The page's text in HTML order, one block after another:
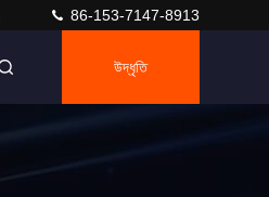
86-153-7147-8913
উদ্ধৃতি